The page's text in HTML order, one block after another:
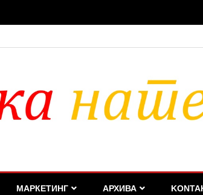
МАРКЕТИНГ АРХИВА